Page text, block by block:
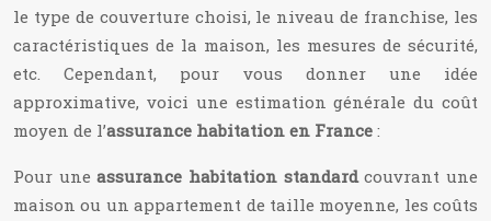
le type de couverture choisi, le niveau de franchise, les
caractéristiques de la maison, les mesures de sécurité,
etc. Cependant, pour vous donner une idée
approximative, voici une estimation générale du coût
moyen de l’assurance habitation en France :
Pour uneassurance habitation standardcouvrant une
maison ou un appartement de taille moyenne, les coûts